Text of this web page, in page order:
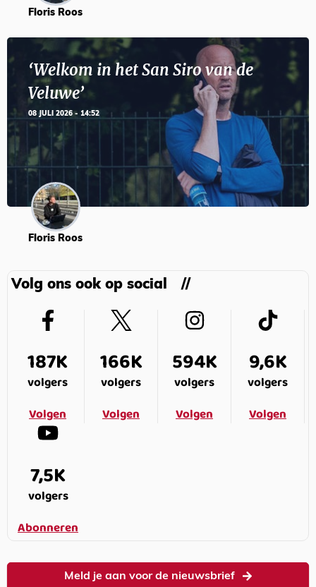
Floris Roos
‘Welkom in het San Siro van de
Veluwe’
08 JULI 2026 - 14:52
Floris Roos
Volg ons ook op social
187K
volgers
Volgen
166K
volgers
Volgen
594K
volgers
Volgen
9,6K
volgers
Volgen
7,5K
volgers
Abonneren
Meld je aan voor de nieuwsbrief